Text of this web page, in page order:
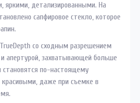
яркими, детализированными. На
сапфировое стекло, которое
со сходным разрешением
апертурой, захватывающей больше
становятся по-настоящему
даже при съемке в